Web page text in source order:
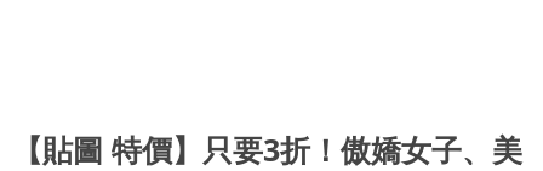
【貼圖 特價】只要3折！傲嬌女子、美